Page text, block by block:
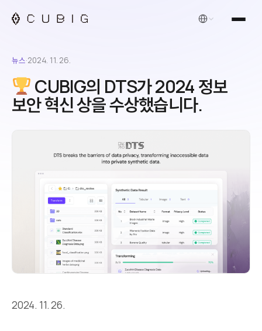
한국어
뉴스·2024. 11. 26.
CUBIG의 DTS가 2024 정보
보안 혁신 상을 수상했습니다.
2024. 11. 26.